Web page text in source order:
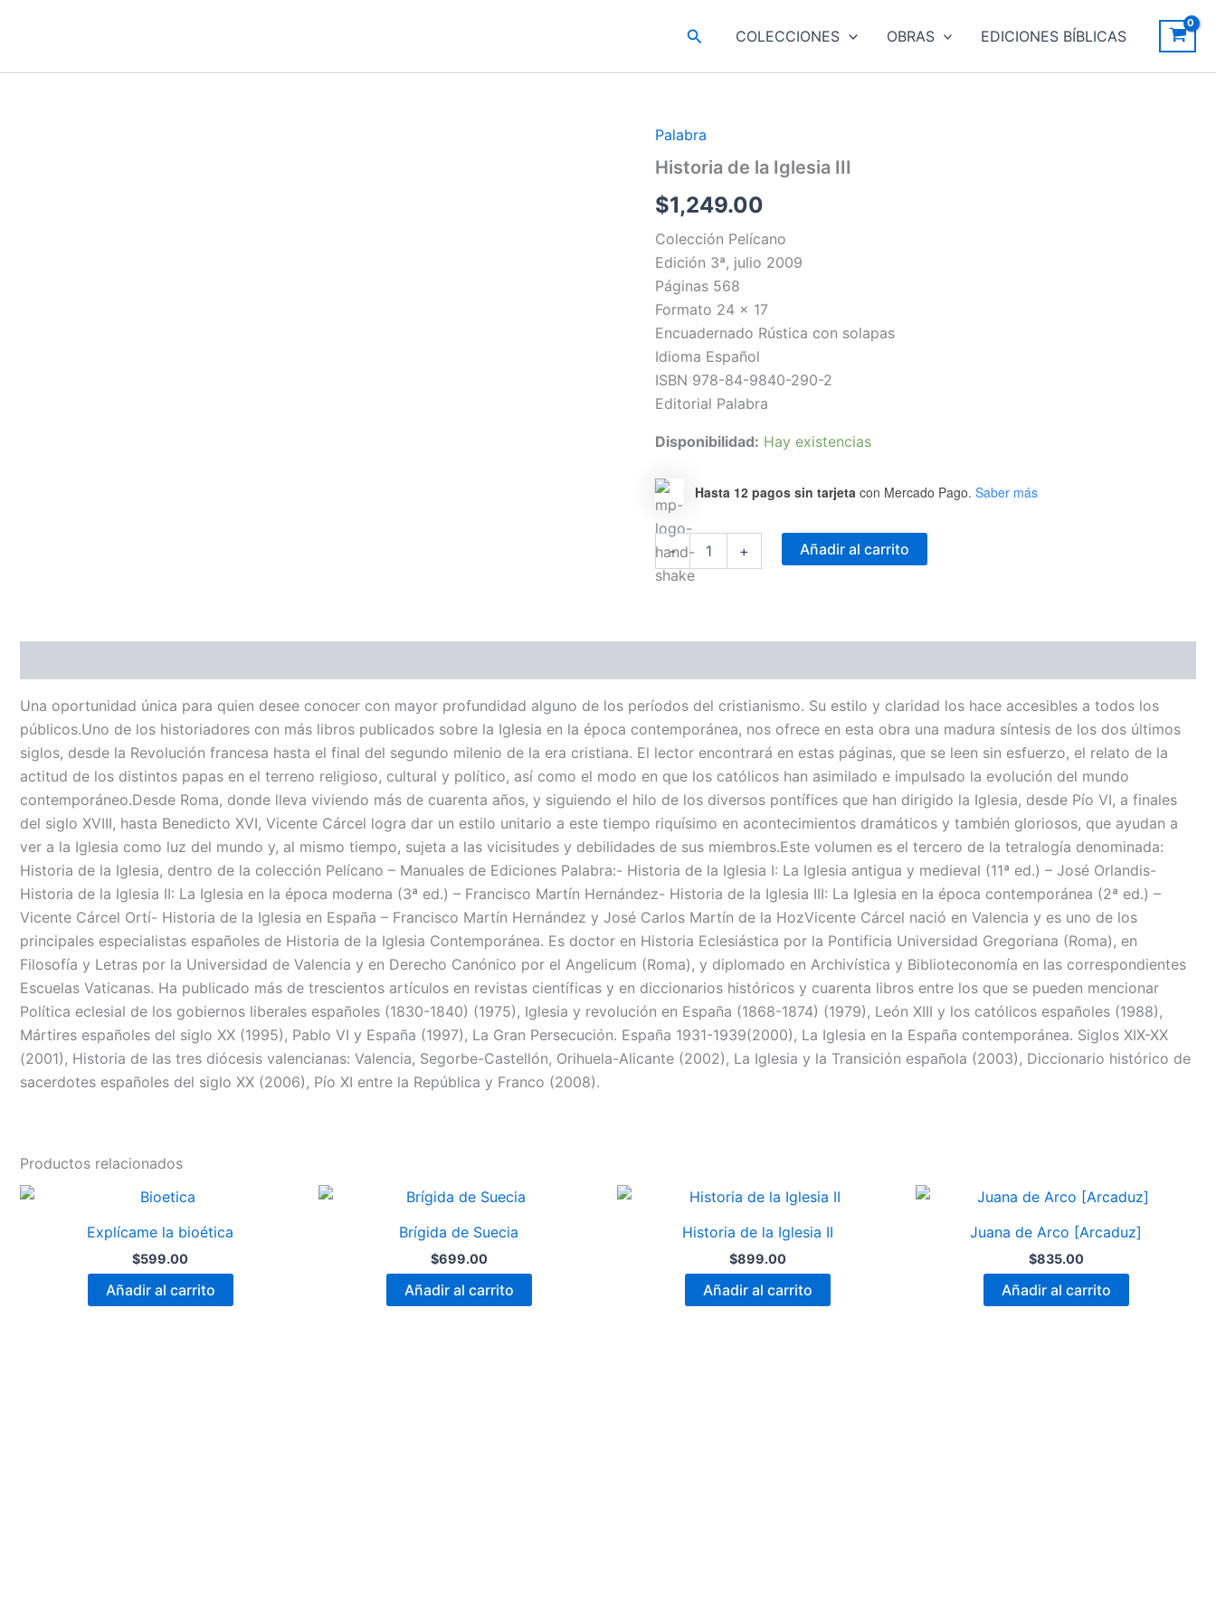
BuscarCOLECCIONES OBRAS EDICIONES BÍBLICAS
Palabra
Historia de la Iglesia III
$1,249.00
Colección Pelícano
Edición 3ª, julio 2009
Páginas 568
Formato 24 x 17
Encuadernado Rústica con solapas
Idioma Español
ISBN 978-84-9840-290-2
Editorial Palabra
Disponibilidad: Hay existencias
Hasta 12 pagos sin tarjeta con Mercado Pago. Saber más
-
Historia
de
la
+ Añadir al carrito
Una oportunidad única para quien desee conocer con mayor profundidad alguno de los períodos del cristianismo. Su estilo y claridad los hace accesibles a todos los
públicos.Uno de los historiadores con más libros publicados sobre la Iglesia en la época contemporánea, nos ofrece en esta obra una madura síntesis de los dos últimos
siglos, desde la Revolución francesa hasta el final del segundo milenio de la era cristiana. El lector encontrará en estas páginas, que se leen sin esfuerzo, el relato de la
actitud de los distintos papas en el terreno religioso, cultural y político, así como el modo en que los católicos han asimilado e impulsado la evolución del mundo
contemporáneo.Desde Roma, donde lleva viviendo más de cuarenta años, y siguiendo el hilo de los diversos pontífices que han dirigido la Iglesia, desde Pío VI, a finales
del siglo XVIII, hasta Benedicto XVI, Vicente Cárcel logra dar un estilo unitario a este tiempo riquísimo en acontecimientos dramáticos y también gloriosos, que ayudan a
ver a la Iglesia como luz del mundo y, al mismo tiempo, sujeta a las vicisitudes y debilidades de sus miembros.Este volumen es el tercero de la tetralogía denominada:
Historia de la Iglesia, dentro de la colección Pelícano – Manuales de Ediciones Palabra:- Historia de la Iglesia I: La Iglesia antigua y medieval (11ª ed.) – José Orlandis-
Historia de la Iglesia II: La Iglesia en la época moderna (3ª ed.) – Francisco Martín Hernández- Historia de la Iglesia III: La Iglesia en la época contemporánea (2ª ed.) –
Vicente Cárcel Ortí- Historia de la Iglesia en España – Francisco Martín Hernández y José Carlos Martín de la HozVicente Cárcel nació en Valencia y es uno de los
principales especialistas españoles de Historia de la Iglesia Contemporánea. Es doctor en Historia Eclesiástica por la Pontificia Universidad Gregoriana (Roma), en
Filosofía y Letras por la Universidad de Valencia y en Derecho Canónico por el Angelicum (Roma), y diplomado en Archivística y Biblioteconomía en las correspondientes
Escuelas Vaticanas. Ha publicado más de trescientos artículos en revistas científicas y en diccionarios históricos y cuarenta libros entre los que se pueden mencionar
Política eclesial de los gobiernos liberales españoles (1830-1840) (1975), Iglesia y revolución en España (1868-1874) (1979), León XIII y los católicos españoles (1988),
Mártires españoles del siglo XX (1995), Pablo VI y España (1997), La Gran Persecución. España 1931-1939(2000), La Iglesia en la España contemporánea. Siglos XIX-XX
(2001), Historia de las tres diócesis valencianas: Valencia, Segorbe-Castellón, Orihuela-Alicante (2002), La Iglesia y la Transición española (2003), Diccionario histórico de
sacerdotes españoles del siglo XX (2006), Pío XI entre la República y Franco (2008).
Productos relacionados
Explícame la bioética
$599.00
Añadir al carrito
Brígida de Suecia
$699.00
Añadir al carrito
Historia de la Iglesia II
$899.00
Añadir al carrito
Juana de Arco [Arcaduz]
$835.00
Añadir al carrito